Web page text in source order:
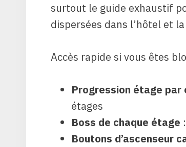
surtout le guide exhaustif
dispersées dans l’hôtel et
Accès rapide si vous êtes
Progression étage par
étages
Boss de chaque étage
Boutons d’ascenseur